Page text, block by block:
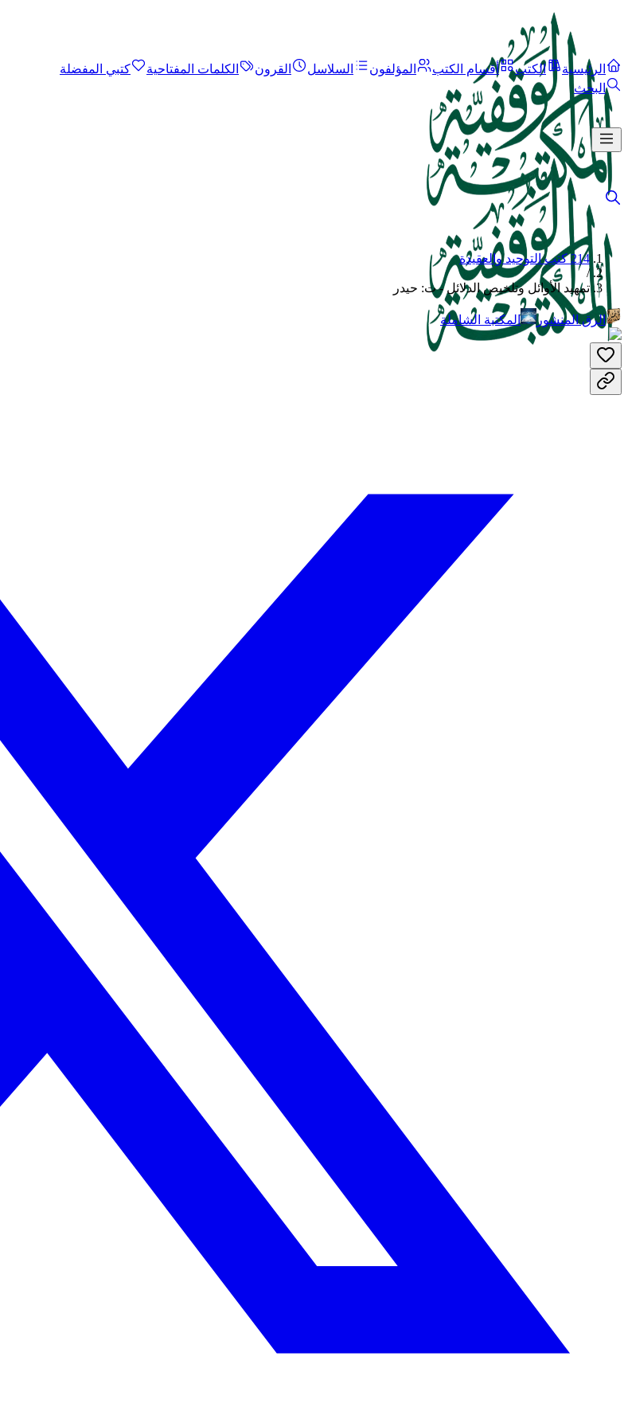
الرئيسية الكتب أقسام الكتب المؤلفون السلاسل القرون الكلمات المفتاحية
كتبي المفضلة
البحث
214 كتب التوحيد والعقيدة
/
تمهيد الأوائل وتلخيص الدلائل - ت: حيدر
الرق المنشور المكتبة الشاملة